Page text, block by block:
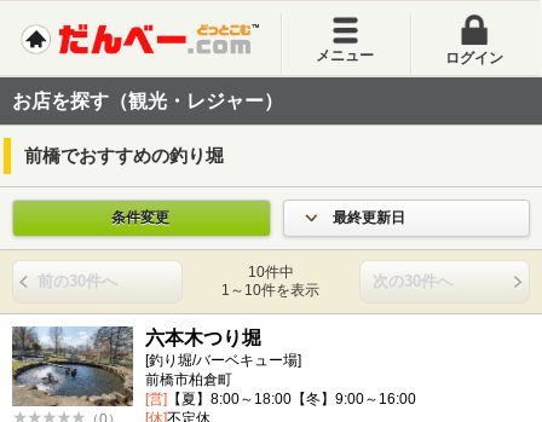
メニュー ログイン
お店を探す（観光・レジャー）
前橋でおすすめの釣り堀
条件変更 最終更新日
前の30件へ
10件中
1～10件を表示
次の30件へ
六本木つり堀
[釣り堀/バーベキュー場]
前橋市柏倉町
[営] 【夏】8:00～18:00【冬】9:00～16:00
[休]不定休